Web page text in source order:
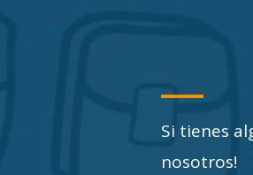
Si tienes
nosotros!